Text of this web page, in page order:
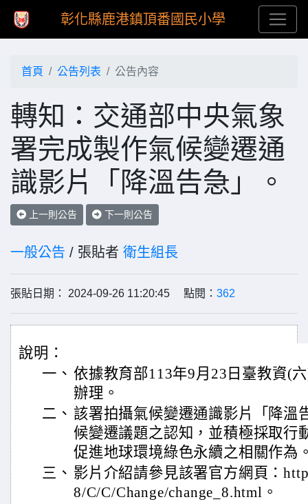
彰化縣鹿港鎮頂番國民小學
首頁 公告列表 公告內容
轉知：交通部中央氣象
署完成製作氣候變遷通
識影片「降溫告急」。
上一則公告 下一則公告
一般公告 / 張貼者 衛生組長
張貼日期： 2024-09-26 11:20:45 點閱： 362
說明：
一、 依據教育部113年9月23日臺教資(
辦理。
二、 該署拍攝氣候變遷通識影片「降溫
候變遷議題之認知，並積極採取行
促進地球環境綠色永續之相關作為
三、 影片介紹請參見該署官方網頁：
8/C/C/Change/change_8.html。